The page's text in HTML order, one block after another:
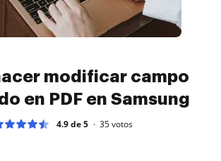
modificar campo
en PDF en Samsung
4.9 de 5 35votos